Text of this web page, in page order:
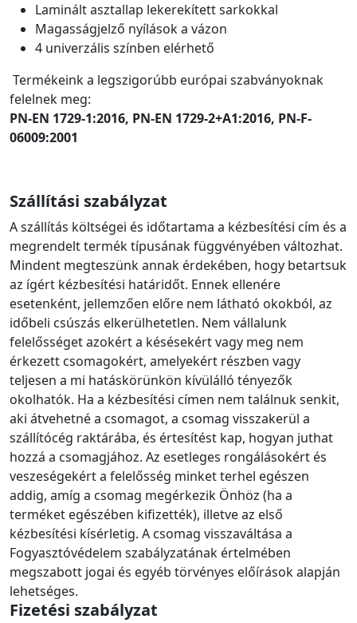
Laminált asztallap lekerekített sarkokkal
Magasságjelző nyílások a vázon
4 univerzális színben elérhető
Termékeink a legszigorúbb európai szabványoknak
felelnek meg:
PN-EN 1729-1:2016, PN-EN 1729-2+A1:2016, PN-F-
06009:2001
Szállítási szabályzat
A szállítás költségei és időtartama a kézbesítési cím és a
megrendelt termék típusának függvényében változhat.
Mindent megteszünk annak érdekében, hogy betartsuk
az ígért kézbesítési határidőt. Ennek ellenére
esetenként, jellemzően előre nem látható okokból, az
időbeli csúszás elkerülhetetlen. Nem vállalunk
felelősséget azokért a késésekért vagy meg nem
érkezett csomagokért, amelyekért részben vagy
teljesen a mi hatáskörünkön kívülálló tényezők
okolhatók. Ha a kézbesítési címen nem találnuk senkit,
aki átvehetné a csomagot, a csomag visszakerül a
szállítócég raktárába, és értesítést kap, hogyan juthat
hozzá a csomagjához. Az esetleges rongálásokért és
veszeségekért a felelősség minket terhel egészen
addig, amíg a csomag megérkezik Önhöz (ha a
terméket egészében kifizették), illetve az első
kézbesítési kísérletig. A csomag visszaváltása a
Fogyasztóvédelem szabályzatának értelmében
megszabott jogai és egyéb törvényes előírások alapján
lehetséges.
Fizetési szabályzat